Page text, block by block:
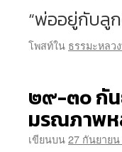
“พ่ออยู่กับลู
โพสท์ใน ธรรมะหลว
๒๙-๓๐ กั
มรณภาพห
เขียนบน27 กันยายน